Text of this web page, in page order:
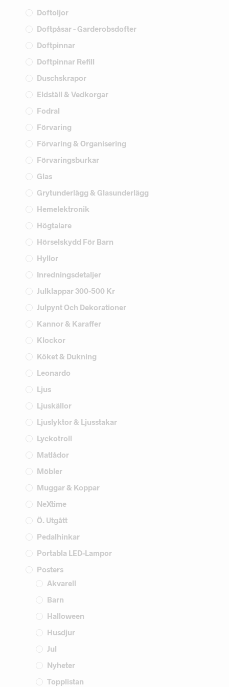
Doftoljor
Doftpåsar - Garderobsdofter
Doftpinnar
Doftpinnar Refill
Duschskrapor
Eldställ & Vedkorgar
Fodral
Förvaring
Förvaring & Organisering
Förvaringsburkar
Glas
Grytunderlägg & Glasunderlägg
Hemelektronik
Högtalare
Hörselskydd För Barn
Hyllor
Inredningsdetaljer
Julklappar 300-500 Kr
Julpynt Och Dekorationer
Kannor & Karaffer
Klockor
Köket & Dukning
Leonardo
Ljus
Ljuskällor
Ljuslyktor & Ljusstakar
Lyckotroll
Matlådor
Möbler
Muggar & Koppar
NeXtime
Ö. Utgått
Pedalhinkar
Portabla LED-Lampor
Posters
Akvarell
Barn
Halloween
Husdjur
Jul
Nyheter
Topplistan